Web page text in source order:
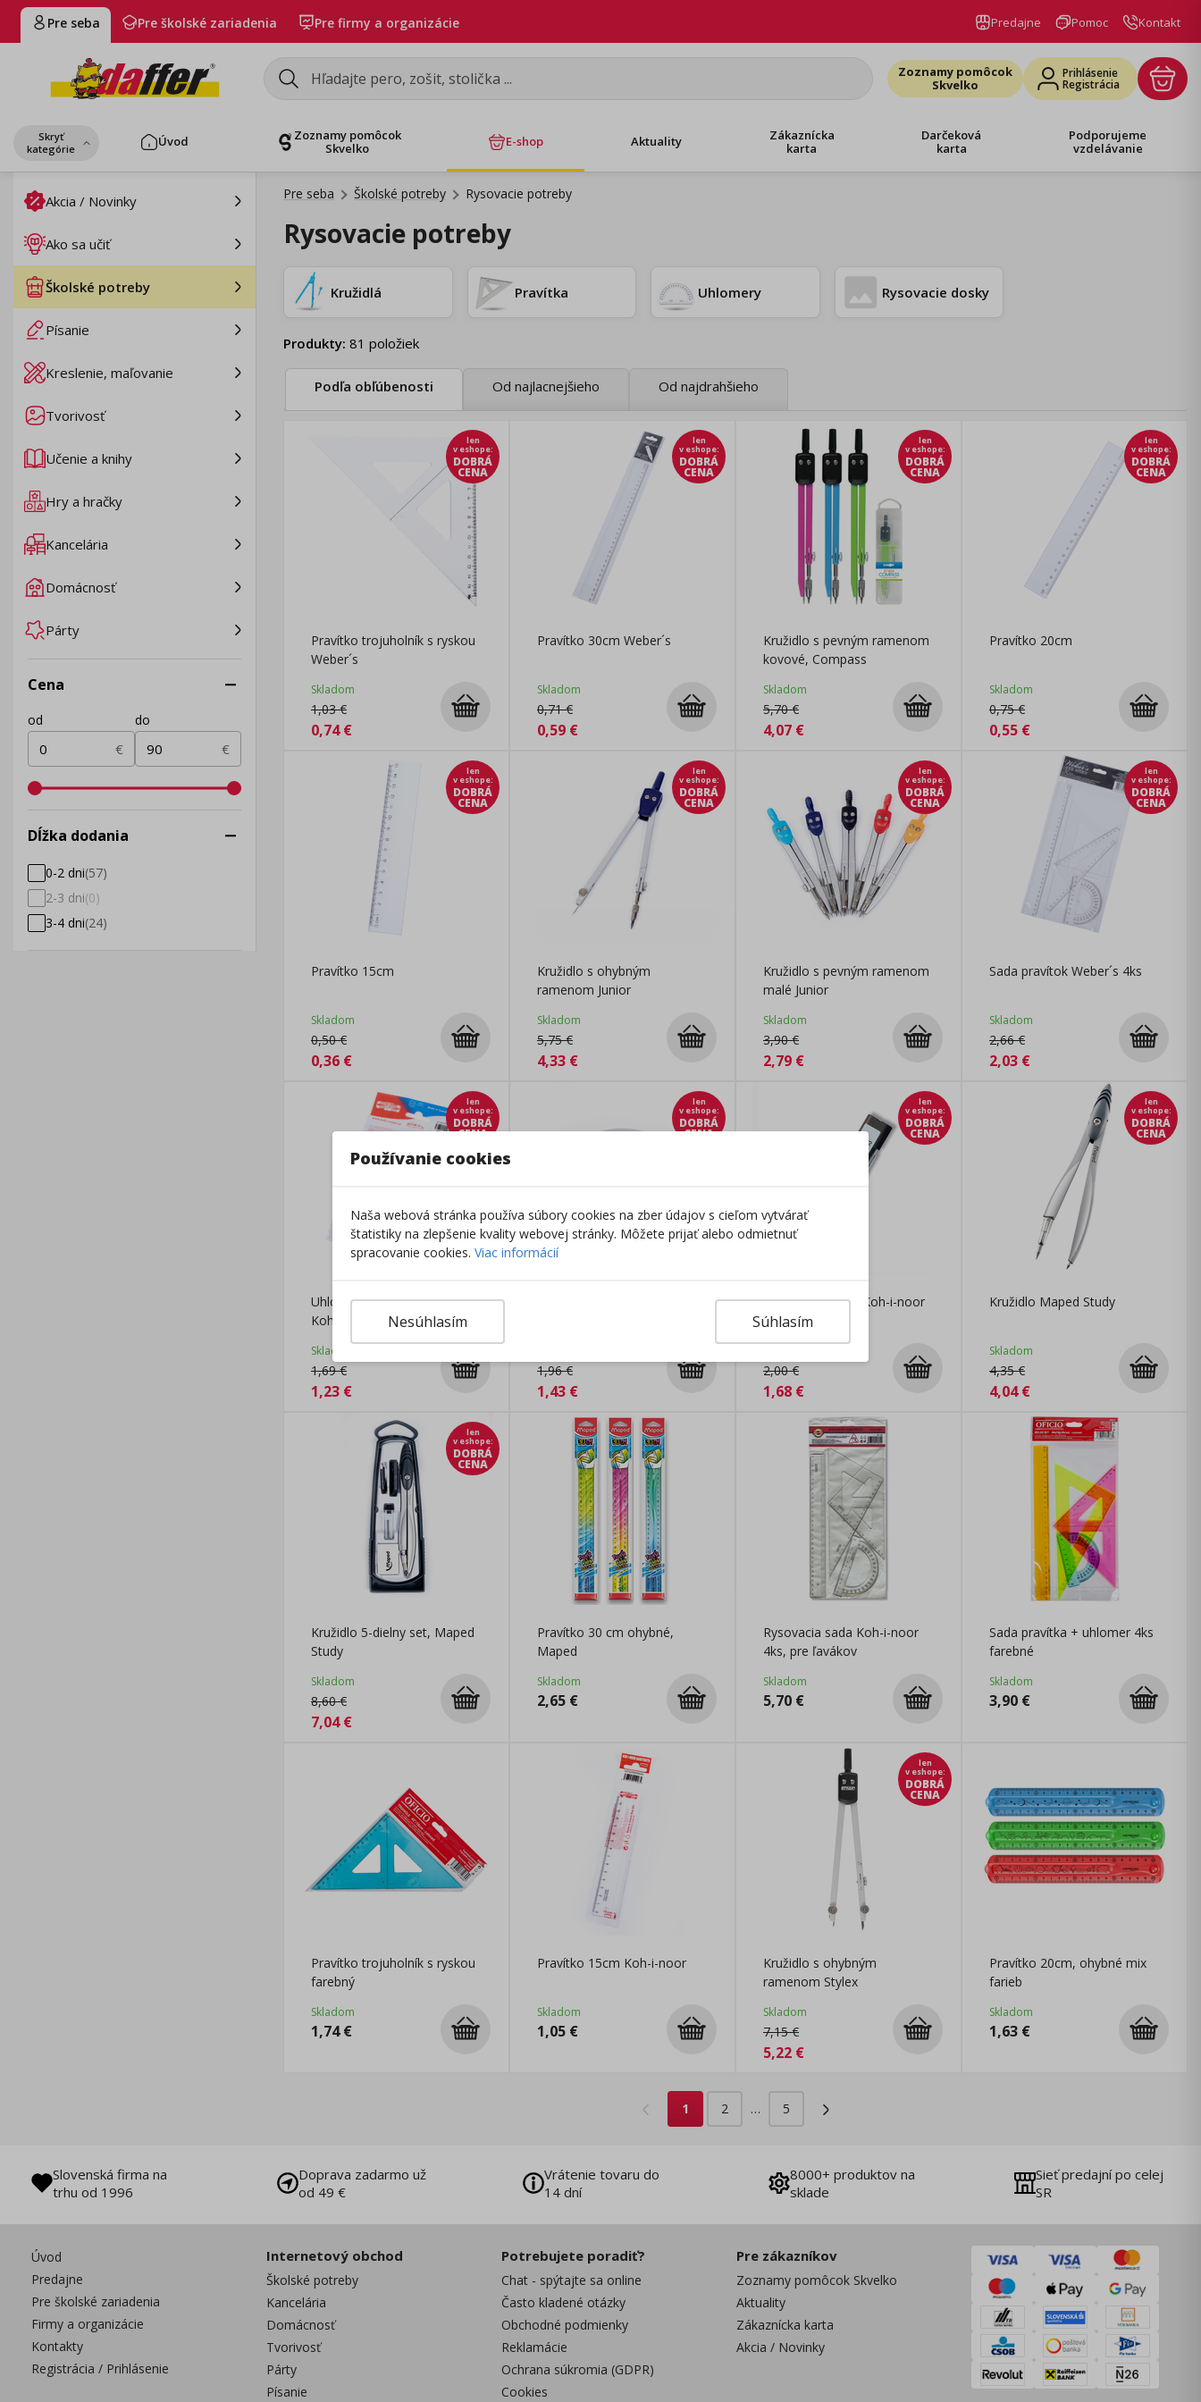
Pre seba Pre školské zariadenia Pre firmy a organizácie Predajne Pomoc Kontakt
Zoznamy pomôcok
Skvelko
Prihlásenie
Registrácia
Skryť
kategórie
Úvod
Zoznamy pomôcok
Skvelko
E-shop Aktuality
Zákaznícka
karta
Darčeková
karta
Podporujeme
vzdelávanie
Akcia / Novinky
Ako sa učiť
Školské potreby
Písanie
Kreslenie, maľovanie
Tvorivosť
Učenie a knihy
Hry a hračky
Kancelária
Domácnosť
Párty
Cena
od
€
do
€
Dĺžka dodania
0-2 dni(57)
2-3 dni(0)
3-4 dni(24)
Pre seba Školské potreby Rysovacie potreby
Rysovacie potreby
Kružidlá Pravítka Uhlomery Rysovacie dosky
Produkty: 81 položiek
Podľa obľúbenosti Od najlacnejšieho Od najdrahšieho
len
v eshope:
DOBRÁ
CENA
Pravítko trojuholník s ryskou
Weber´s
Skladom
1,03€
0,74€
len
v eshope:
DOBRÁ
CENA
Pravítko 30cm Weber´s
Skladom
0,71€
0,59 €
len
v eshope:
DOBRÁ
CENA
Kružidlo s pevným ramenom
kovové, Compass
Skladom
5,70€
4,07 €
len
v eshope:
DOBRÁ
CENA
Pravítko 20cm
Skladom
0,75€
0,55 €
len
v eshope:
DOBRÁ
CENA
Pravítko 15cm
Skladom
0,50€
0,36 €
len
v eshope:
DOBRÁ
CENA
Kružidlo s ohybným
ramenom Junior
Skladom
5,75€
4,33 €
len
v eshope:
DOBRÁ
CENA
Kružidlo s pevným ramenom
malé Junior
Skladom
3,90€
2,79 €
len
v eshope:
DOBRÁ
CENA
Sada pravítok Weber´s 4ks
Skladom
2,66€
2,03 €
len
v eshope:
DOBRÁ
CENA
Uhlomer 180° dĺžka 100 mm,
Koh-i-noor
Skladom
1,69€
1,23 €
len
v eshope:
DOBRÁ
CENA
1,96€
1,43 €
len
v eshope:
DOBRÁ
CENA
Tuha do kružidla Koh-i-noor
2,00€
1,68 €
len
v eshope:
DOBRÁ
CENA
Kružidlo Maped Study
Skladom
4,35€
4,04€
len
v eshope:
DOBRÁ
CENA
Kružidlo 5-dielny set, Maped
Study
Skladom
8,60€
7,04€
Pravítko 30 cm ohybné,
Maped
Skladom
2,65 €
Rysovacia sada Koh-i-noor
4ks, pre ľavákov
Skladom
5,70 €
Sada pravítka + uhlomer 4ks
farebné
Skladom
3,90 €
Pravítko trojuholník s ryskou
farebný
Skladom
1,74€
Pravítko 15cm Koh-i-noor
Skladom
1,05 €
len
v eshope:
DOBRÁ
CENA
Kružidlo s ohybným
ramenom Stylex
Skladom
7,15€
5,22 €
Pravítko 20cm, ohybné mix
farieb
Skladom
1,63 €
1 2 … 5
Slovenská firma na
trhu od 1996
Doprava zadarmo už
od 49 €
Vrátenie tovaru do
14 dní
8000+ produktov na
sklade
Sieť predajní po celej
SR
Úvod
Predajne
Pre školské zariadenia
Firmy a organizácie
Kontakty
Registrácia / Prihlásenie
Internetový obchod
Školské potreby
Kancelária
Domácnosť
Tvorivosť
Párty
Písanie
Potrebujete poradiť?
Chat - spýtajte sa online
Často kladené otázky
Obchodné podmienky
Reklamácie
Ochrana súkromia (GDPR)
Cookies
Pre zákazníkov
Zoznamy pomôcok Skvelko
Aktuality
Zákaznícka karta
Akcia / Novinky
Používanie cookies
Naša webová stránka používa súbory cookies na zber údajov s cieľom vytvárať
štatistiky na zlepšenie kvality webovej stránky. Môžete prijať alebo odmietnuť
spracovanie cookies. Viac informácií
Súhlasím
Nesúhlasím